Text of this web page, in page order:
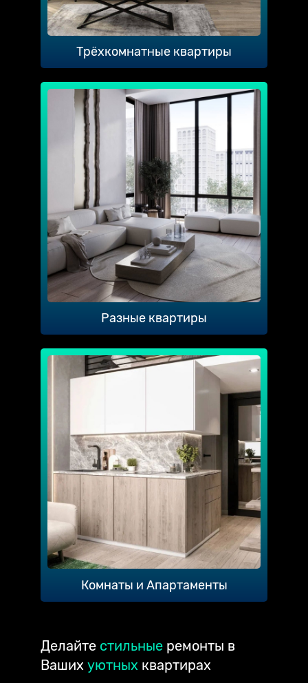
Трёхкомнатные квартиры
Разные квартиры
Комнаты и Апартаменты
Делайте стильные ремонты в
Ваших уютных квартирах